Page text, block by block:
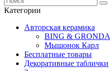
Категории
Авторская керамика
BING &
Мышонок Карл
Бесплатные товары
Декоративные таблички